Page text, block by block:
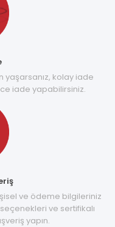
yaşarsanız, kolay iade
iade yapabilirsiniz.
ve ödeme bilgileriniz
ve sertifikalı
yapın.